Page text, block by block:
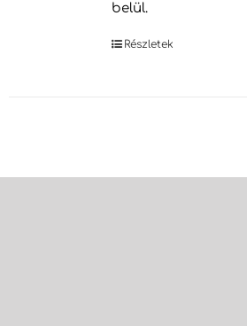
belül.
Részletek